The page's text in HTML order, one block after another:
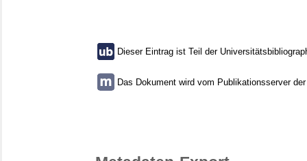
Dieser Eintrag ist Teil der
Das Dokument wird vom Publikationsserver